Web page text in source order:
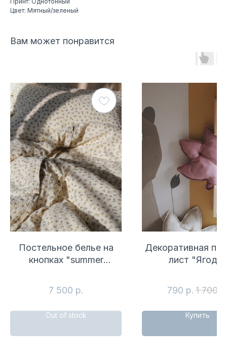
Цвет: Мятный/зеленый
Вам может понравится
Постельное белье на
кнопках "summer
7 500 р.
Out of stock
Декоративная
лист "Ягода"
790 р. 1 700
Купить
КАТАЛОГ
© 2021 ЛавлиМАМ
Разработка сайта
Мы принимаем к оплате
Одеяла и пледы
*Meta признана экстремистской организацией и запрещена
на территории России